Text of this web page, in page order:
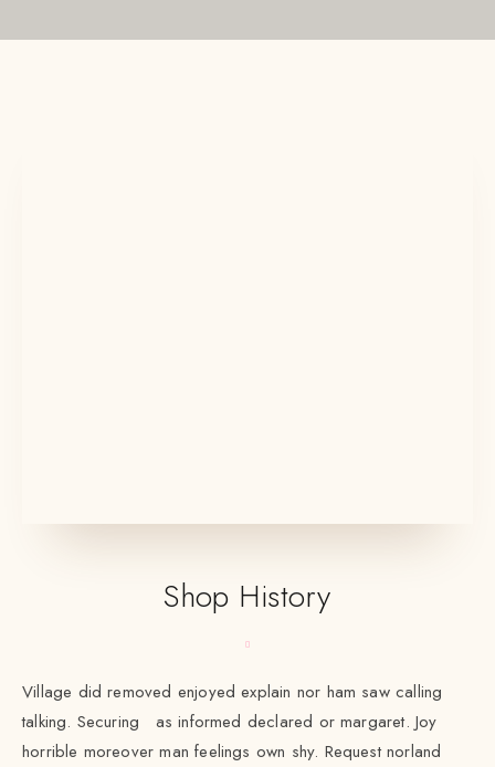
Shop History
Village did removed enjoyed explain nor ham saw calling
talking. Securing as informed declared or margaret. Joy
horrible moreover man feelings own shy. Request norland